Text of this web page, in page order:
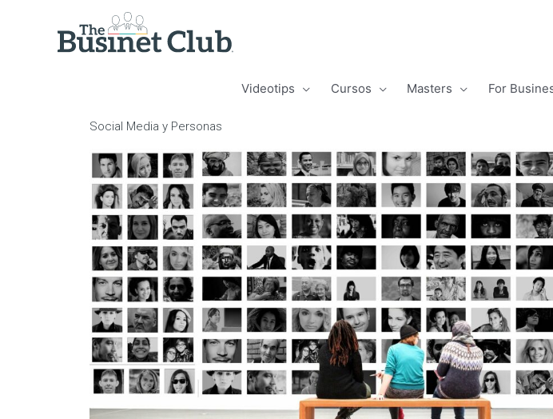
Videotips Cursos Masters For
Social Media y Personas